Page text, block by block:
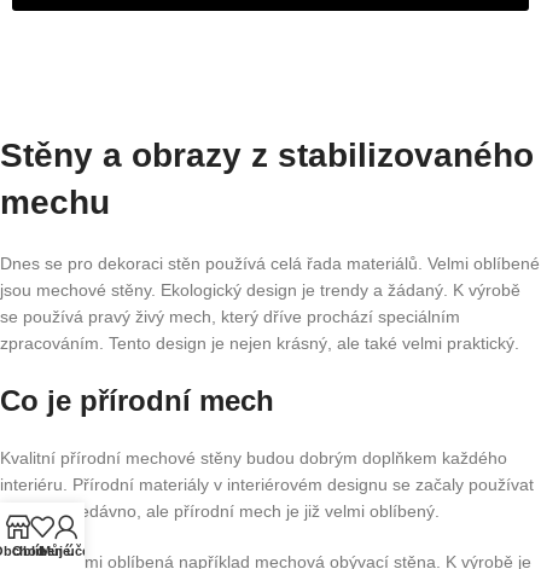
Stěny a obrazy z stabilizovaného
mechu
Dnes se pro dekoraci stěn používá celá řada materiálů. Velmi oblíbené
jsou mechové stěny. Ekologický design je trendy a žádaný. K výrobě
se používá pravý živý mech, který dříve prochází speciálním
zpracováním. Tento design je nejen krásný, ale také velmi praktický.
Co je přírodní mech
Kvalitní přírodní mechové stěny budou dobrým doplňkem každého
interiéru. Přírodní materiály v interiérovém designu se začaly používat
relativně nedávno, ale přírodní mech je již velmi oblíbený.
Dnes je velmi oblíbená například mechová obývací stěna. K výrobě je
Oblíbené.
Můj účet